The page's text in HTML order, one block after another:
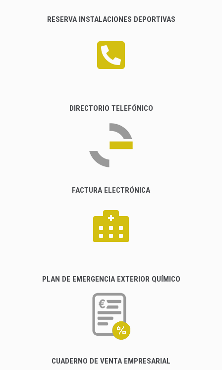
RESERVA INSTALACIONES DEPORTIVAS
DIRECTORIO TELEFÓNICO
FACTURA ELECTRÓNICA
PLAN DE EMERGENCIA EXTERIOR QUÍMICO
CUADERNO DE VENTA EMPRESARIAL